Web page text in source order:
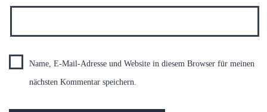
Name, E-Mail-Adresse und Website in diesem Browser für meinen
nächsten Kommentar speichern.